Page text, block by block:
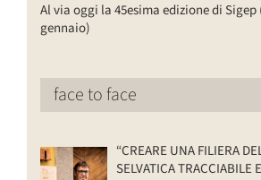
Al via oggi la 45esima edizione di
gennaio)
face to face
“CREARE UNA FILIERA
SELVATICA TRACCIABILE